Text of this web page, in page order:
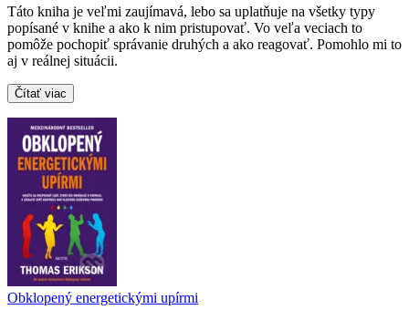
Táto kniha je veľmi zaujímavá, lebo sa uplatňuje na všetky typy
popísané v knihe a ako k nim pristupovať. Vo veľa veciach to
pomôže pochopiť správanie druhých a ako reagovať. Pomohlo mi to
aj v reálnej situácii.
Čítať viac
Obklopený energetickými upírmi